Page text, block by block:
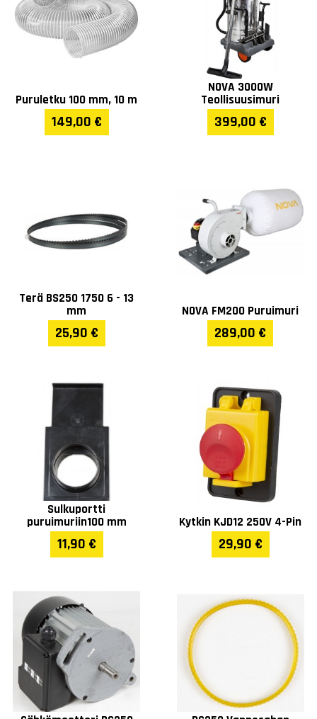
Puruletku 100 mm, 10 m
149,00 €
NOVA 3000W
Teollisuusimuri
399,00 €
Terä BS250 1750 6 - 13
mm
25,90 €
NOVA FM200 Puruimuri
289,00 €
Sulkuportti
puruimuriin100 mm
11,90 €
Kytkin KJD12 250V 4-Pin
29,90 €